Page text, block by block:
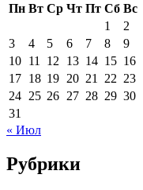
Пн Вт Ср Чт Пт Сб Вс
1
2
3
4 5 6 7 8
9
10 11 12 13 14 15 16
17 18 19 20 21 22 23
24 25 26 27 28 29 30
31
« Июл
Рубрики